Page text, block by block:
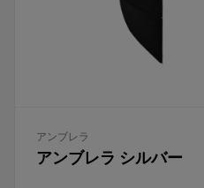
アンブレラ
アンブレラ シルバー